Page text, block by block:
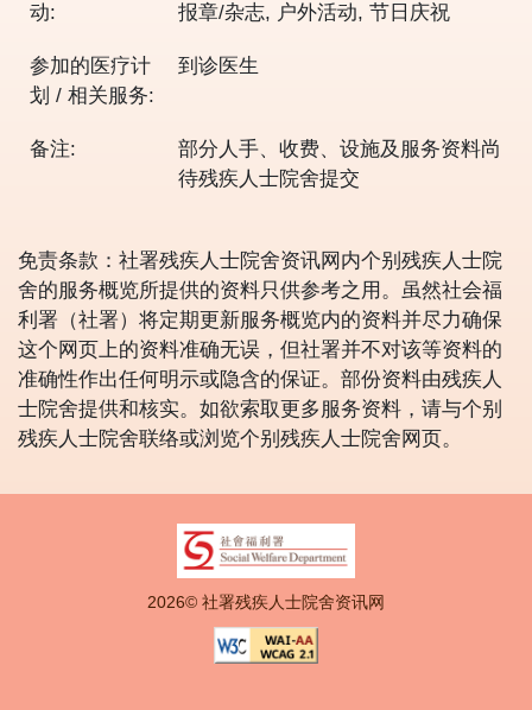
动:
报章/杂志, 户外活动, 节日庆祝
参加的医疗计
划 / 相关服务:
到诊医生
备注:
部分人手、收费、设施及服务资料尚
待残疾人士院舍提交
免责条款：社署残疾人士院舍资讯网内个别残疾人士院
舍的服务概览所提供的资料只供参考之用。虽然社会福
利署（社署）将定期更新服务概览内的资料并尽力确保
这个网页上的资料准确无误，但社署并不对该等资料的
准确性作出任何明示或隐含的保证。部份资料由残疾人
士院舍提供和核实。如欲索取更多服务资料，请与个别
残疾人士院舍联络或浏览个别残疾人士院舍网页。
2026© 社署残疾人士院舍资讯网